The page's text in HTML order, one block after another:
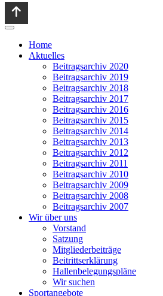
Home
Aktuelles
Beitragsarchiv 2020
Beitragsarchiv 2019
Beitragsarchiv 2018
Beitragsarchiv 2017
Beitragsarchiv 2016
Beitragsarchiv 2015
Beitragsarchiv 2014
Beitragsarchiv 2013
Beitragsarchiv 2012
Beitragsarchiv 2011
Beitragsarchiv 2010
Beitragsarchiv 2009
Beitragsarchiv 2008
Beitragsarchiv 2007
Wir über uns
Vorstand
Satzung
Mitgliederbeiträge
Beitrittserklärung
Hallenbelegungspläne
Wir suchen
Sportangebote